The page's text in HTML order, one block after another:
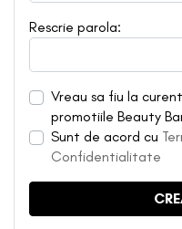
Rescrie parola:
Vreau sa fiu la
promotiile Beauty
Sunt de acord cu
Confidentialitate